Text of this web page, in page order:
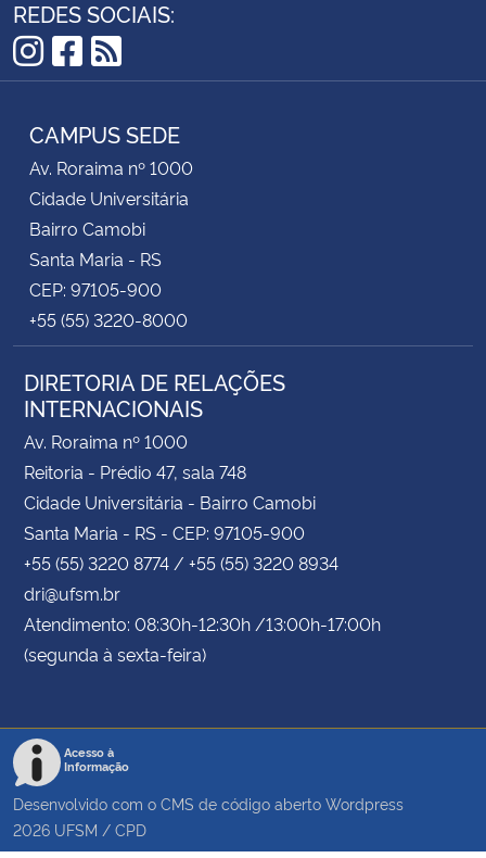
REDES SOCIAIS:
Instagram
Facebook
RSS
CAMPUS SEDE
Av. Roraima nº 1000
Cidade Universitária
Bairro Camobi
Santa Maria - RS
CEP: 97105-900
+55 (55) 3220-8000
DIRETORIA DE RELAÇÕES
INTERNACIONAIS
Av. Roraima nº 1000
Reitoria - Prédio 47, sala 748
Cidade Universitária - Bairro Camobi
Santa Maria - RS - CEP: 97105-900
+55 (55) 3220 8774 / +55 (55) 3220 8934
dri@ufsm.br
Atendimento: 08:30h-12:30h /13:00h-17:00h
(segunda à sexta-feira)
Acesso à
Informação
Desenvolvido com o CMS de código aberto Wordpress
2026 UFSM / CPD